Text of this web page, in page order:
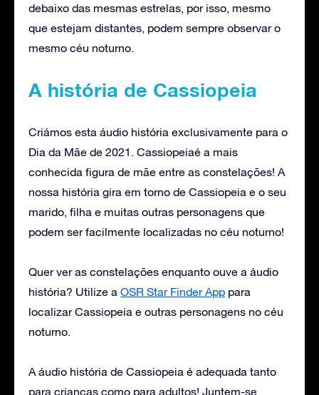
debaixo das mesmas estrelas, por isso, mesmo
que estejam distantes, podem sempre observar o
mesmo céu noturno.
A história de Cassiopeia
Criámos esta áudio história exclusivamente para o
Dia da Mãe de 2021. Cassiopeiaé a mais
conhecida figura de mãe entre as constelações! A
nossa história gira em torno de Cassiopeia e o seu
marido, filha e muitas outras personagens que
podem ser facilmente localizadas no céu noturno!
Quer ver as constelações enquanto ouve a áudio
história? Utilize a OSR Star Finder App para
localizar Cassiopeia e outras personagens no céu
noturno.
A áudio história de Cassiopeia é adequada tanto
para crianças como para adultos! Juntem-se